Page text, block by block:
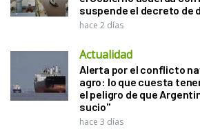
suspende el decreto de
hace 2 días
Actualidad
Alerta por el conflicto
agro: lo que cuesta
el peligro de que
sucio"
hace 3 días